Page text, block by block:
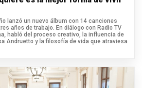
lanzó un nuevo álbum con 14 canciones
años de trabajo. En diálogo con Radio TV
habló del proceso creativo, la influencia de
Andruetto y la filosofía de vida que atraviesa